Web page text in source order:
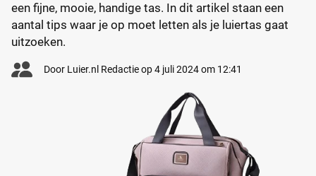
een fijne, mooie, handige tas. In dit artikel staan een
aantal tips waar je op moet letten als je luiertas gaat
uitzoeken.
Door Luier.nl Redactieop4 juli 2024 om 12:41